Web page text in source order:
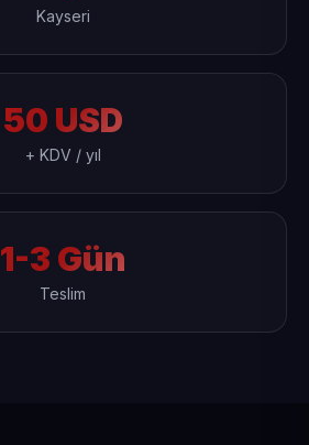
Kayseri
50 USD
+ KDV / yıl
1-3 Gün
Teslim